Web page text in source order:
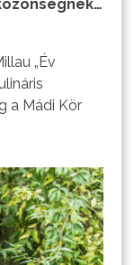
„Év
a Mádi Kör